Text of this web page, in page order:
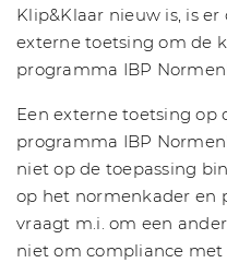
Klip&Klaar nieuw is, is
externe toetsing om de
programma IBP
Een externe toetsing op
programma IBP
niet op de toepassing
op het normenkader en
vraagt m.i. om een
niet om compliance